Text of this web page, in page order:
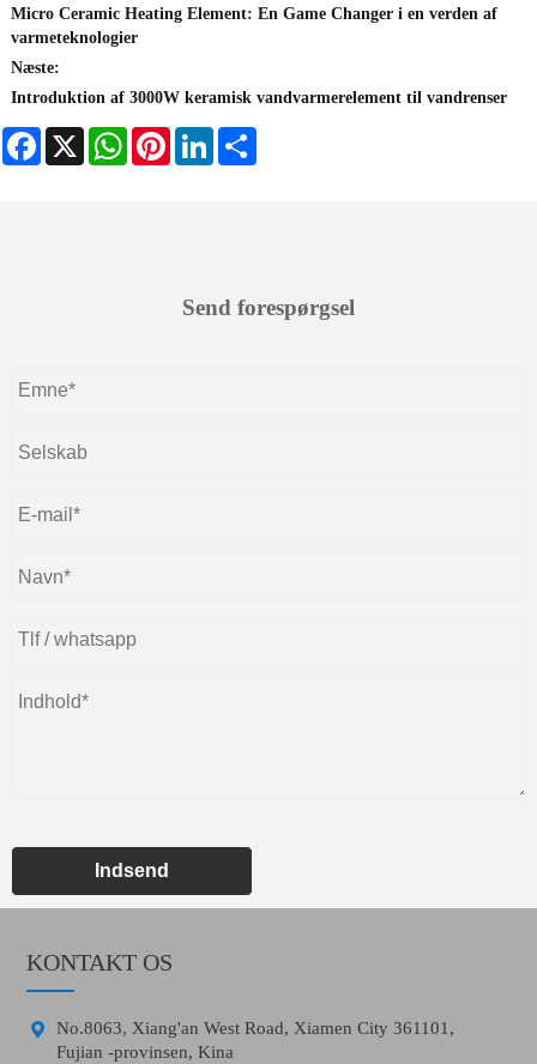
Micro Ceramic Heating Element: En Game Changer i en verden af ​​
varmeteknologier
Næste:
Introduktion af 3000W keramisk vandvarmerelement til vandrenser
Facebook
X WhatsAppPinterestLinkedIn
Send forespørgsel
Indsend
KONTAKT OS

No.8063, Xiang'an West Road, Xiamen City 361101,
Fujian -provinsen, Kina